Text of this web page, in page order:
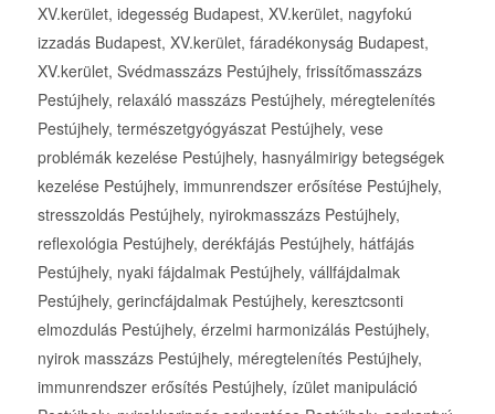
XV.kerület, idegesség Budapest, XV.kerület, nagyfokú
izzadás Budapest, XV.kerület, fáradékonyság Budapest,
XV.kerület, Svédmasszázs Pestújhely, frissítőmasszázs
Pestújhely, relaxáló masszázs Pestújhely, méregtelenítés
Pestújhely, természetgyógyászat Pestújhely, vese
problémák kezelése Pestújhely, hasnyálmirigy betegségek
kezelése Pestújhely, immunrendszer erősítése Pestújhely,
stresszoldás Pestújhely, nyirokmasszázs Pestújhely,
reflexológia Pestújhely, derékfájás Pestújhely, hátfájás
Pestújhely, nyaki fájdalmak Pestújhely, vállfájdalmak
Pestújhely, gerincfájdalmak Pestújhely, keresztcsonti
elmozdulás Pestújhely, érzelmi harmonizálás Pestújhely,
nyirok masszázs Pestújhely, méregtelenítés Pestújhely,
immunrendszer erősítés Pestújhely, ízület manipuláció